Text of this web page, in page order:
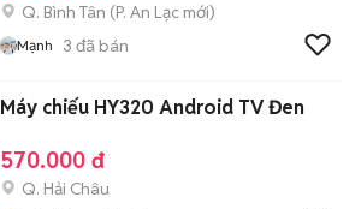
Q. Bình Tân (P. An Lạc mới)
Mạnh 3 đã bán
Máy chiếu HY320 Android TV Đen
570.000 đ
Q. Hải Châu